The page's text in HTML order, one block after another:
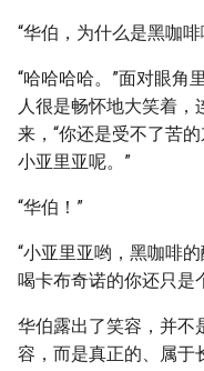
“华伯，为什么是黑咖啡
“哈哈哈哈。”面对眼角
人很是畅怀地大笑着
来，“你还是受不了苦
小亚里亚呢。”
“华伯！”
“小亚里亚哟，黑咖啡
喝卡布奇诺的你还只是
华伯露出了笑容，并不
容，而是真正的、属于